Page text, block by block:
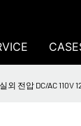
외 전압 DC/AC